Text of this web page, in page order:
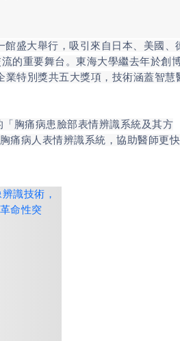
盛大舉行，吸引來自日本、美國、
的重要舞台。東海大學繼去年於創
特別獎共五大獎項，技術涵蓋智慧
胸痛病患臉部表情辨識系統及其方
痛病人表情辨識系統，協助醫師更快